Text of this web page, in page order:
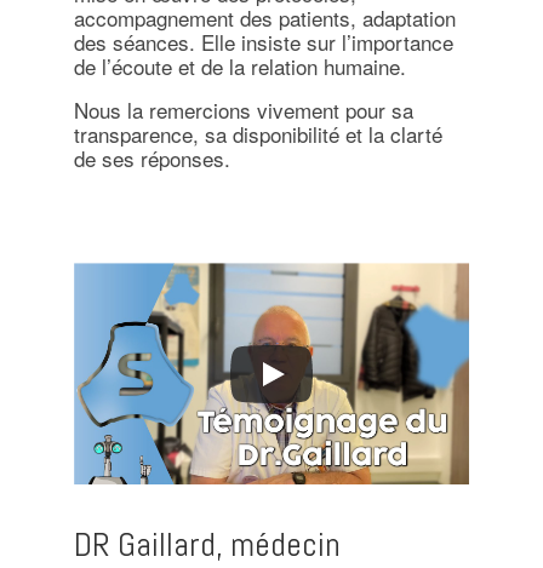
accompagnement des patients, adaptation
des séances. Elle insiste sur l’importance
de l’écoute et de la relation humaine.
Nous la remercions vivement pour sa
transparence, sa disponibilité et la clarté
de ses réponses.
DR Gaillard, médecin